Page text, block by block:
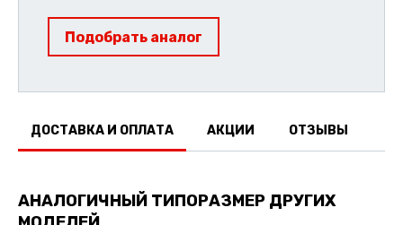
Подобрать аналог
ДОСТАВКА И ОПЛАТА АКЦИИ ОТЗЫВЫ
АНАЛОГИЧНЫЙ ТИПОРАЗМЕР ДРУГИХ